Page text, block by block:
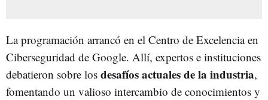
La programación arrancó en el Centro de Excelencia en
Ciberseguridad de Google. Allí, expertos e instituciones
debatieron sobre los desafíos actuales de la industria,
fomentando un valioso intercambio de conocimientos y